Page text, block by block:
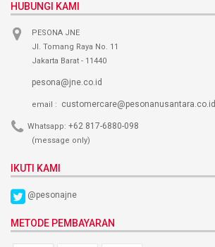
HUBUNGI KAMI
PESONA JNE
Jl. Tomang Raya No. 11
Jakarta Barat - 11440
pesona@jne.co.id
email : customercare@pesonanusantara.co.id
Whatsapp: +62 817-6880-098
(message only)
IKUTI KAMI
@pesonajne
METODE PEMBAYARAN